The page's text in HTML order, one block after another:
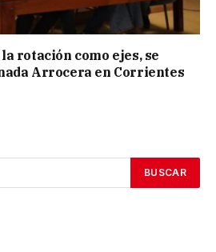
rotación como ejes, se
Arrocera en Corrientes